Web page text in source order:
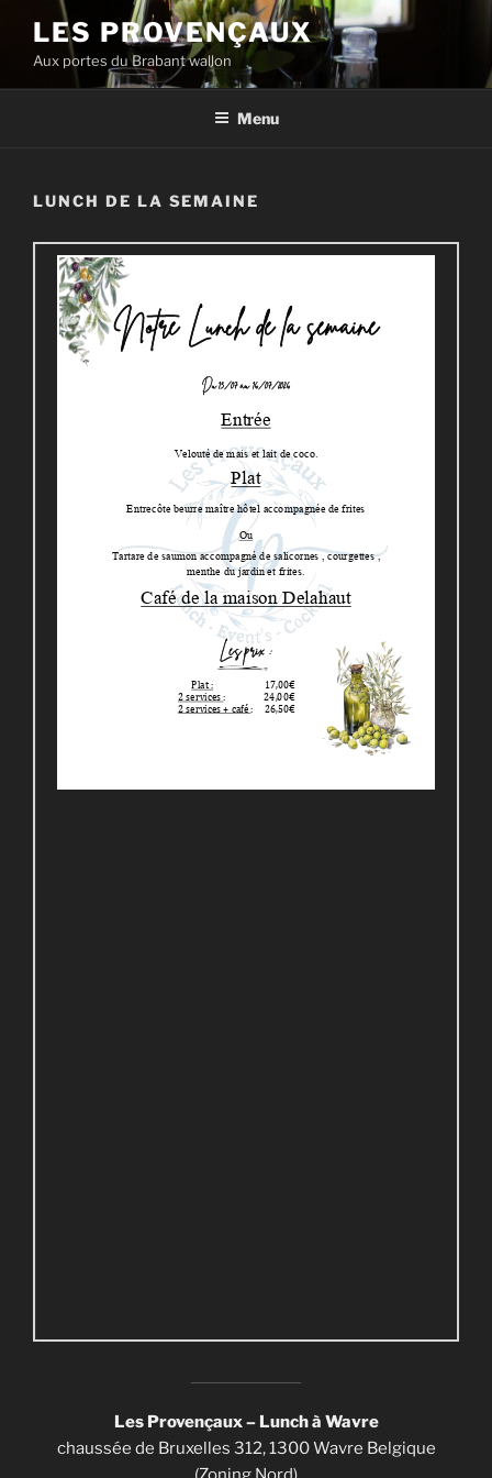
content
LES PROVENÇAUX
Aux portes du Brabant wallon
Menu
LUNCH DE LA SEMAINE
Les Provençaux – Lunch à Wavre
chaussée de Bruxelles 312, 1300 Wavre Belgique